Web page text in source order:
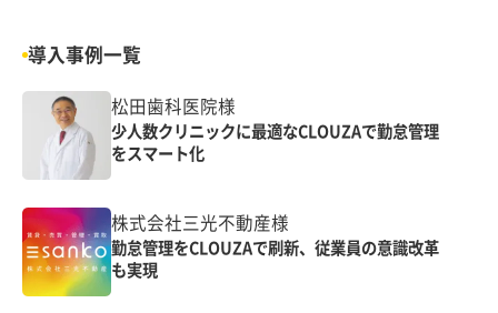
導入事例一覧
松田歯科医院様
少人数クリニックに最適なCLOUZAで勤怠管理
をスマート化
株式会社三光不動産様
勤怠管理をCLOUZAで刷新、従業員の意識改革
も実現